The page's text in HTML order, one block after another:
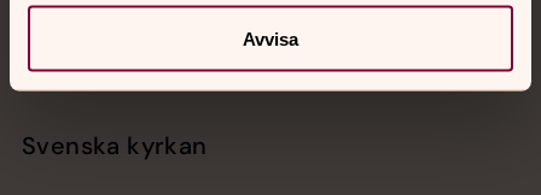
Avvisa
Svenska kyrkan